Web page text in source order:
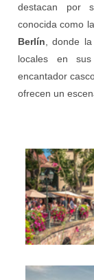
destacan por
conocida como
Berlín , donde
locales en
encantador
ofrecen un